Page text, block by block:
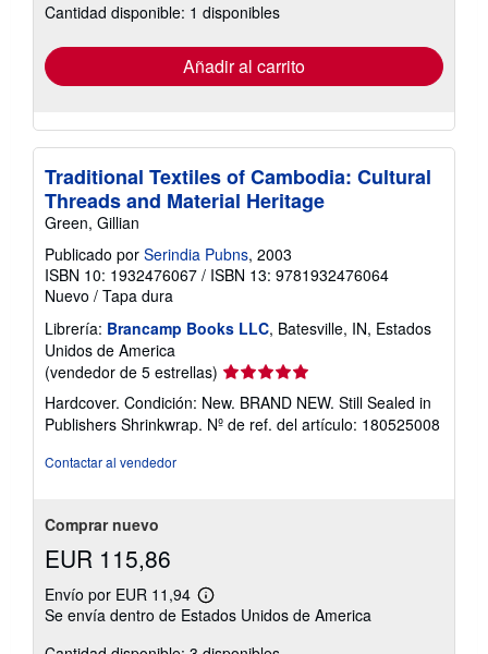
las
tarifas
envío
Cantidad disponible: 1 disponibles
Añadir al carrito
Traditional Textiles of Cambodia: Cultural
Threads and Material Heritage
Green, Gillian
Publicado por Serindia Pubns, 2003
ISBN 10: 1932476067 / ISBN 13: 9781932476064
Nuevo / Tapa dura
Librería: Brancamp Books LLC, Batesville, IN, Estados
Unidos de America
(vendedor de 5 estrellas) Calificación
del
vendedor:
5
Hardcover. Condición: New. BRAND NEW. Still Sealed in
Publishers Shrinkwrap. Nº de ref. del artículo: 180525008
Contactar al vendedor
Comprar nuevo
EUR 115,86
Envío por EUR 11,94
Más
información
Se envía dentro de Estados Unidos de America